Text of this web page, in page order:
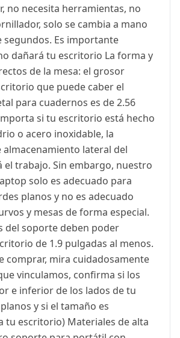
no necesita herramientas, no
solo se cambia a mano
segundos. Es importante
dañará tu escritorio La forma y
de la mesa: el grosor
que puede caber el
para cuadernos es de 2.56
si tu escritorio está hecho
o acero inoxidable, la
almacenamiento lateral del
el trabajo. Sin embargo, nuestro
solo es adecuado para
planos y no es adecuado
y mesas de forma especial.
del soporte deben poder
de 1.9 pulgadas al menos.
comprar, mira cuidadosamente
vinculamos, confirma si los
e inferior de los lados de tu
y si el tamaño es
tu escritorio) Materiales de alta